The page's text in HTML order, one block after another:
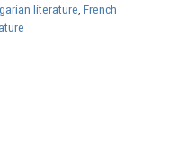
literature, French